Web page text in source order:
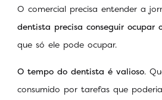
O comercial precisa entender a
dentista precisa conseguir ocupar
que só ele pode ocupar.
O tempo do dentista é valioso.
consumido por tarefas que